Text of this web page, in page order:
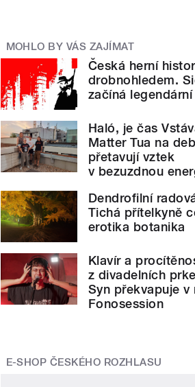
MOHLO BY VÁS ZAJÍMAT
Česká herní
drobnohledem.
začíná
Haló, je čas
Matter Tua na
přetavují vztek
v bezuzdnou
Dendrofilní
Tichá přítelkyně
erotika botanika
Klavír a
z divadelních
Syn překvapuje v
Fonosession
E-SHOP ČESKÉHO ROZHLASU